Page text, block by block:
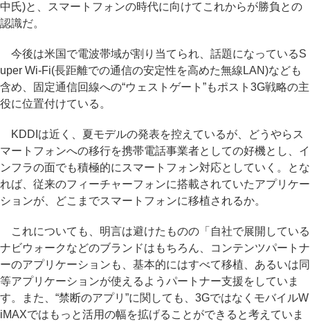
中氏)と、スマートフォンの時代に向けてこれからが勝負との
認識だ。
今後は米国で電波帯域が割り当てられ、話題になっているS
uper Wi-Fi(長距離での通信の安定性を高めた無線LAN)なども
含め、固定通信回線への“ウェストゲート”もポスト3G戦略の主
役に位置付けている。
KDDIは近く、夏モデルの発表を控えているが、どうやらス
マートフォンへの移行を携帯電話事業者としての好機とし、イ
ンフラの面でも積極的にスマートフォン対応としていく。とな
れば、従来のフィーチャーフォンに搭載されていたアプリケー
ションが、どこまでスマートフォンに移植されるか。
これについても、明言は避けたものの「自社で展開している
ナビウォークなどのブランドはもちろん、コンテンツパートナ
ーのアプリケーションも、基本的にはすべて移植、あるいは同
等アプリケーションが使えるようパートナー支援をしていま
す。また、“禁断のアプリ”に関しても、3GではなくモバイルW
iMAXではもっと活用の幅を拡げることができると考えていま